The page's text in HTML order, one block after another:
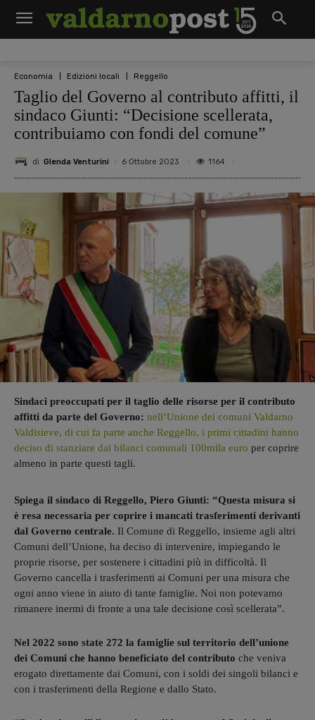
Economia Edizioni locali Reggello
Taglio del Governo al contributo affitti, il
sindaco Giunti: “Decisione scellerata,
contribuiamo con fondi del comune”
di Glenda Venturini 6 Ottobre 2023 1164
Sindaci preoccupati per il taglio delle risorse per il contributo
affitti da parte del Governo: nell’Unione dei comuni Valdarno
Valdisieve, di cui fa parte anche Reggello, i primi cittadini hanno
deciso di stanziare dai bilanci comunali 100mila euro per coprire
almeno in parte questi tagli.
Spiega il sindaco di Reggello, Piero Giunti: “Questa misura si
è resa necessaria per coprire i mancati trasferimenti derivanti
dal Governo centrale. Il Comune di Reggello, insieme agli altri
Comuni dell’Unione, ha deciso di intervenire, impiegando le
proprie risorse, per sostenere i cittadini più in difficoltà. Il
Governo cancella i trasferimenti ai Comuni per una misura che
ogni anno viene in aiuto di tante famiglie. Noi non potevamo
rimanere inermi di fronte a una tale decisione così scellerata”.
Nel 2022 sono state 272 la famiglie sul territorio dell’unione
dei Comuni che hanno beneficiato del contributo che veniva
erogato direttamente dai Comuni, con i soldi dei singoli bilanci e
con i trasferimenti della Regione e dallo Stato.